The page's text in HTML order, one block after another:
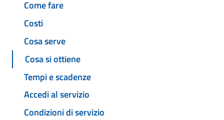
Come fare
Costi
Cosa serve
Cosa si ottiene
Tempi e scadenze
Accedi al servizio
Condizioni di servizio